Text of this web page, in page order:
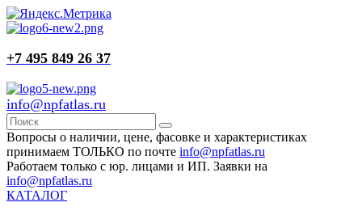
+7 495 849 26 37
info@npfatlas.ru
Вопросы о наличии, цене, фасовке и характеристиках
принимаем ТОЛЬКО по почте info@npfatlas.ru
Работаем только с юр. лицами и ИП. Заявки на
info@npfatlas.ru
КАТАЛОГ